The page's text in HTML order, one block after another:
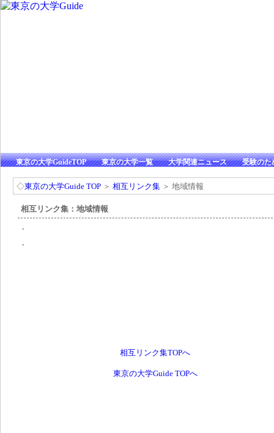
東京の大学GuideTOP 東京の大学一覧 大学関連ニュース 受験のた
◇東京の大学Guide TOP ＞ 相互リンク集 ＞ 地域情報
相互リンク集：地域情報
・
・
相互リンク集TOPへ
東京の大学Guide TOPへ